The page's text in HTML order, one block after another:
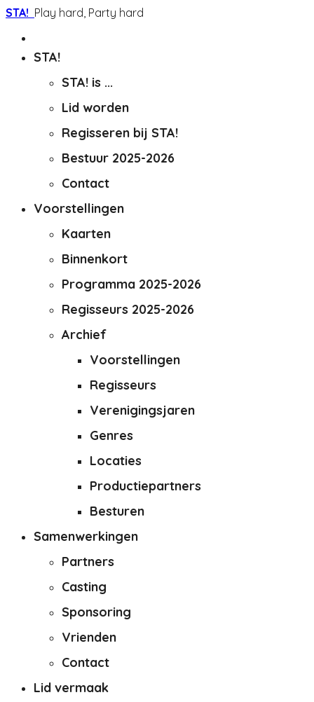
STA! Play hard, Party hard
STA!
STA! is ...
Lid worden
Regisseren bij STA!
Bestuur 2025-2026
Contact
Voorstellingen
Kaarten
Binnenkort
Programma 2025-2026
Regisseurs 2025-2026
Archief
Voorstellingen
Regisseurs
Verenigingsjaren
Genres
Locaties
Productiepartners
Besturen
Samenwerkingen
Partners
Casting
Sponsoring
Vrienden
Contact
Lid vermaak